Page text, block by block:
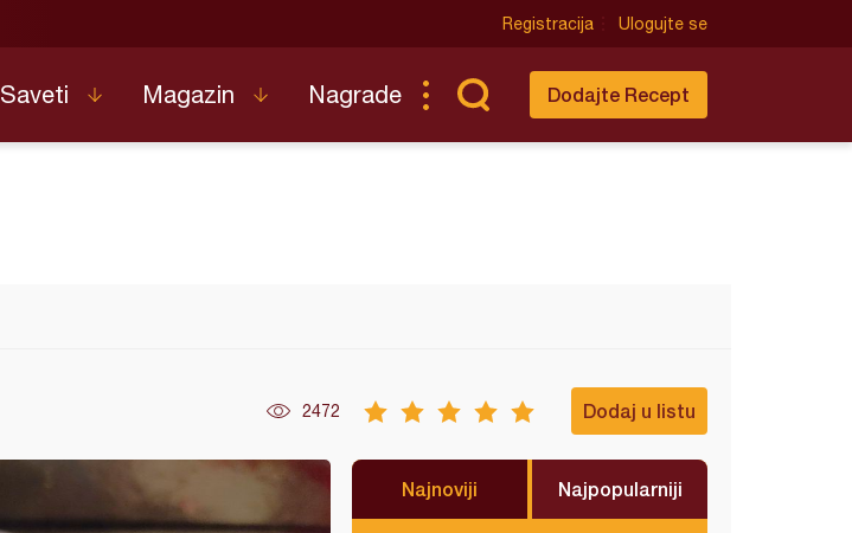
Registracija Ulogujte se
Saveti Magazin Nagrade Dodajte Recept
2472 Dodaj u listu
Najnoviji Najpopularniji